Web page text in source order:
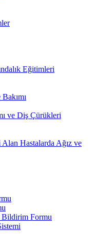
Eğitimleri
ve Diş Çürükleri
Hastalarda Ağız ve
Formu